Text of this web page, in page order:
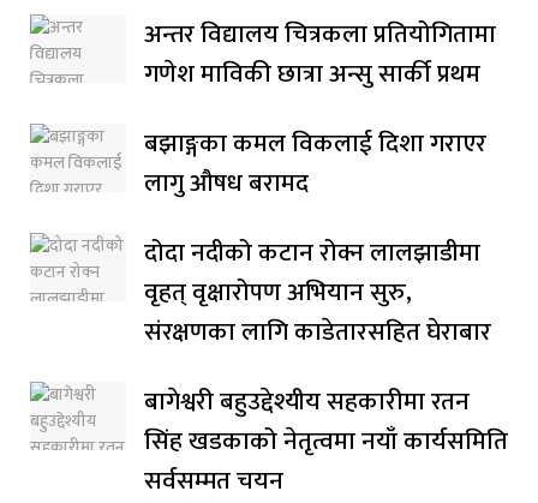
अन्तर विद्यालय चित्रकला प्रतियोगितामा
गणेश माविकी छात्रा अन्सु सार्की प्रथम
बझाङ्गका कमल विकलाई दिशा गराएर
लागु औषध बरामद
दोदा नदीको कटान रोक्न लालझाडीमा
वृहत् वृक्षारोपण अभियान सुरु,
संरक्षणका लागि काडेतारसहित घेराबार
बागेश्वरी बहुउद्देश्यीय सहकारीमा रतन
सिंह खडकाको नेतृत्वमा नयाँ कार्यसमिति
सर्वसम्मत चयन